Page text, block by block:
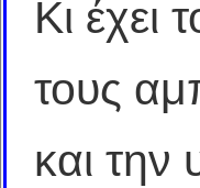
Κι έχει
τους
και την